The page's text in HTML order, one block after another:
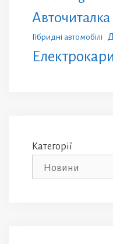
Авточиталка
Гібридні автомобілі
Електрокари
Категорії